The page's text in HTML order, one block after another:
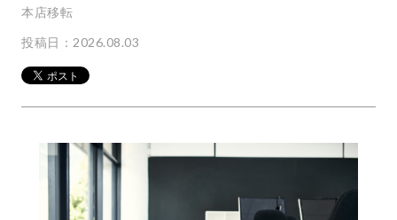
本店移転
投稿日：2026.08.03